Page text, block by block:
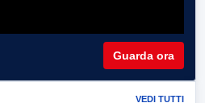
Guarda ora
VEDI TUTTI